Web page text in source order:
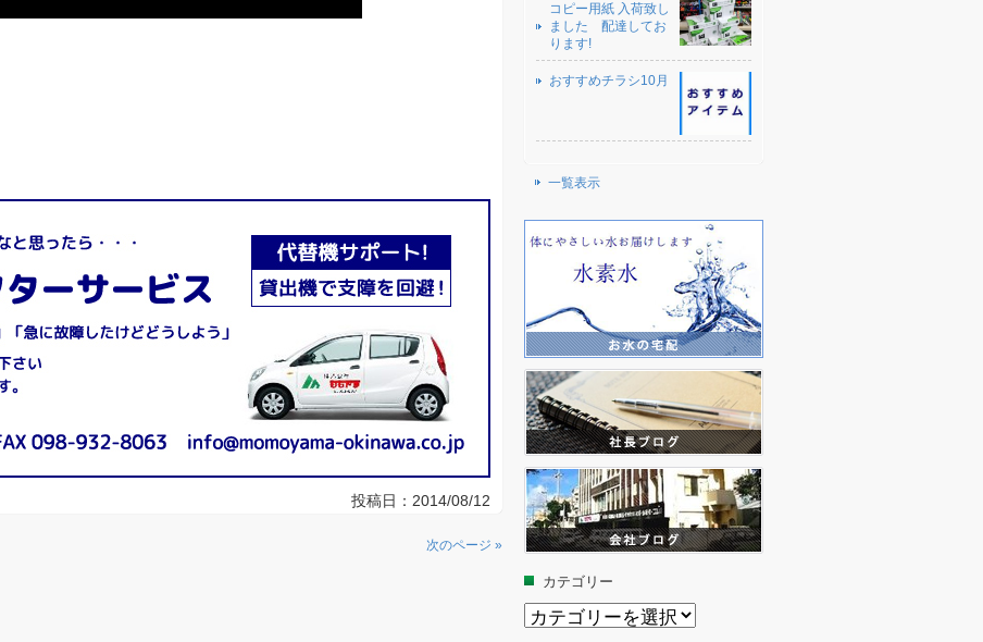
投稿日： 2014/08/12
次のページ »
コピー用紙 入荷致し
ました 配達してお
ります!
おすすめチラシ10月
一覧表示
カテゴリー
カ
テ